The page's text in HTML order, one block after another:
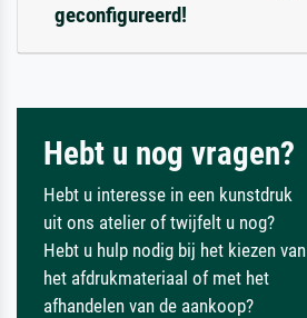
geconfigureerd!
Hebt u nog vragen?
Hebt u interesse in een kunstdruk
uit ons atelier of twijfelt u nog?
Hebt u hulp nodig bij het kiezen van
het afdrukmateriaal of met het
afhandelen van de aankoop?